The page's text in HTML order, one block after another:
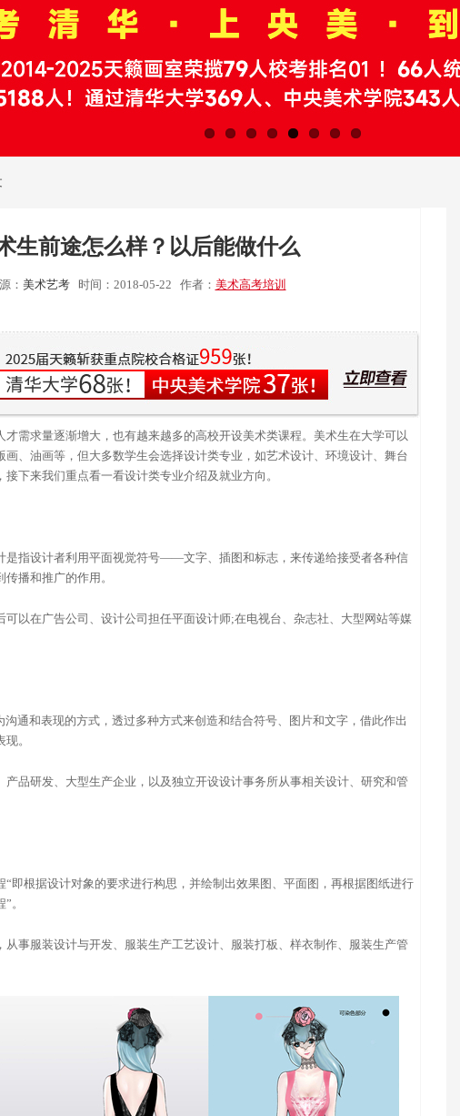
生前途怎么样？以后能做什么
： 美术艺考 时间：2018-05-22 作者： 美术高考培训
才需求量逐渐增大，也有越来越多的高校开设美术类课程。美术生在大学可以
画、油画等，但大多数学生会选择设计类专业，如艺术设计、环境设计、舞台
下来我们重点看一看设计类专业介绍及就业方向。
是指设计者利用平面视觉符号——文字、插图和标志，来传递给接受者各种信
播和推广的作用。
可以在广告公司、设计公司担任平面设计师;在电视台、杂志社、大型网站等媒
沟通和表现的方式，透过多种方式来创造和结合符号、图片和文字，借此作出
。
产品研发、大型生产企业，以及独立开设设计事务所从事相关设计、研究和管
“即根据设计对象的要求进行构思，并绘制出效果图、平面图，再根据图纸进行
。
从事服装设计与开发、服装生产工艺设计、服装打板、样衣制作、服装生产管